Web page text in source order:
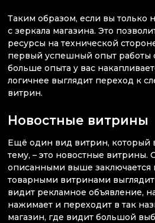
Таким образом, если вы только
с зеркала магазина. Это
ресурсы на технической
первый успешный опыт работы
больше опыта у вас
логичнее выглядит переход к
витрин.
Новостные витрины
Ещё один вид витрин, который
тему, – это новостные витрины.
описанными выше заключается
товарными витринами выглядит
видит рекламное объявление,
нажимает и переходит в так
магазин, где видит большой